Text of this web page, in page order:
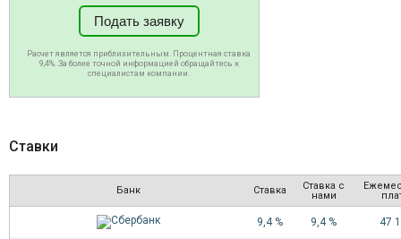
Подать заявку
Расчет является приблизительным. Процентная ставка
9,4%. За более точной информацией обращайтесь к
специалистам компании.
Ставки
Банк Ставка
Ставка с
нами
9,4 % 9,4 % 47